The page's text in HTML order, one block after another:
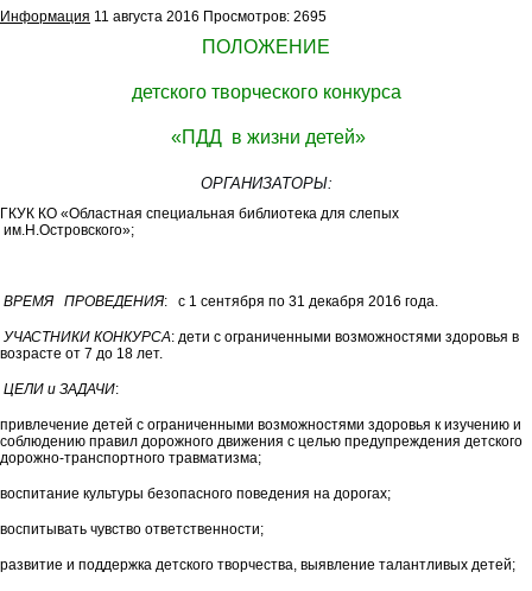
Информация 11 августа 2016 Просмотров: 2695
ПОЛОЖЕНИЕ
детского творческого конкурса
«ПДД в жизни детей»
ОРГАНИЗАТОРЫ:
ГКУК КО «Областная специальная библиотека для слепых
им.Н.Островского»;
ВРЕМЯ ПРОВЕДЕНИЯ: с 1 сентября по 31 декабря 2016 года.
УЧАСТНИКИ КОНКУРСА: дети с ограниченными возможностями здоровья в
возрасте от 7 до 18 лет.
ЦЕЛИ и ЗАДАЧИ:
привлечение детей с ограниченными возможностями здоровья к изучению и
соблюдению правил дорожного движения с целью предупреждения детского
дорожно-транспортного травматизма;
воспитание культуры безопасного поведения на дорогах;
воспитывать чувство ответственности;
развитие и поддержка детского творчества, выявление талантливых детей;